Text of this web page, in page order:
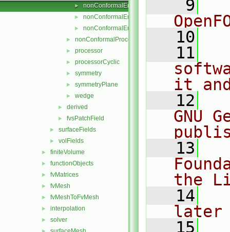
► nonConformalErrorFvsPatchFields.C
► nonConformalErrorFvsPatchFields.H
► nonConformalErrorFvsPatchFieldsFwd.H
► nonConformalProcessorCyclic
► processor
► processorCyclic
► symmetry
► symmetryPlane
► wedge
► derived
► fvsPatchField
► surfaceFields
► volFields
► finiteVolume
► functionObjects
► fvMatrices
► fvMesh
► fvMeshToFvMesh
► interpolation
► solver
    9
   10
   11
it
   12
GNU
   13
the
   14
later
   15